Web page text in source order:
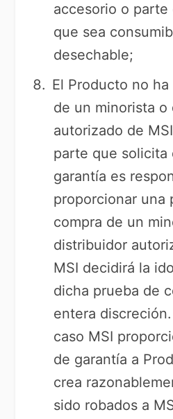
accesorio o
que sea
desechable;
El Producto no
de un minorista o
autorizado de
parte que solicita
garantía es
proporcionar una
compra de un
distribuidor
MSI decidirá la
dicha prueba de
entera
caso MSI
de garantía a
crea
sido robados a